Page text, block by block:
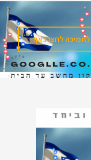
לתמיכה לחצו כאן!